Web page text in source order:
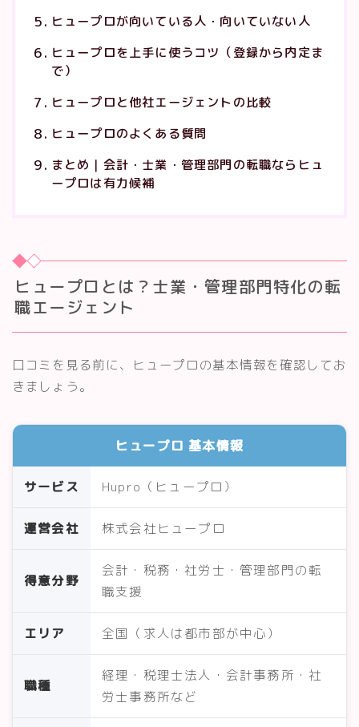
ヒュープロが向いている人・向いていない人
ヒュープロを上手に使うコツ（登録から内定ま
で）
ヒュープロと他社エージェントの比較
ヒュープロのよくある質問
まとめ｜会計・士業・管理部門の転職ならヒュ
ープロは有力候補
ヒュープロとは？士業・管理部門特化の転
職エージェント
口コミを見る前に、ヒュープロの基本情報を確認してお
きましょう。
ヒュープロ 基本情報
サービス Hupro（ヒュープロ）
運営会社 株式会社ヒュープロ
得意分野
会計・税務・社労士・管理部門の転
職支援
エリア 全国（求人は都市部が中心）
職種
経理・税理士法人・会計事務所・社
労士事務所など